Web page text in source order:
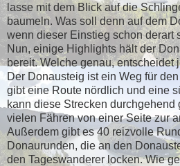
lasse mit dem Blick auf die
baumeln. Was soll denn auf dem
wenn dieser Einstieg schon derart
Nun, einige Highlights hält der
bereit. Welche genau, entscheidet
Der Donausteig ist ein Weg für
gibt eine Route nördlich und eine
kann diese Strecken durchgehend
vielen Fähren von einer Seite zur
Außerdem gibt es 40 reizvolle
Donaurunden, die an den
den Tageswanderer locken. Wie